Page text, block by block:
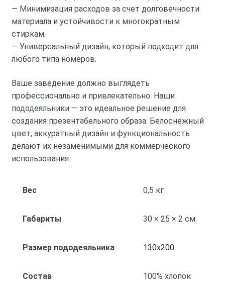
— Минимизация расходов за счет долговечности
материала и устойчивости к многократным
стиркам.
— Универсальный дизайн, который подходит для
любого типа номеров.
Ваше заведение должно выглядеть
профессионально и привлекательно. Наши
пододеяльники — это идеальное решение для
создания презентабельного образа. Белоснежный
цвет, аккуратный дизайн и функциональность
делают их незаменимыми для коммерческого
использования.
Вес 0,5 кг
Габариты 30 × 25 × 2 см
Размер пододеяльника 130х200
Состав 100% хлопок